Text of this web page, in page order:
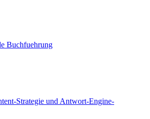
Buchfuehrung
Strategie und Antwort-Engine-